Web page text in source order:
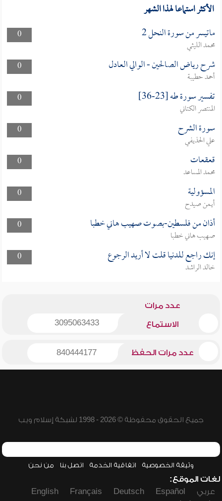
الأكثر استماعا لهذا الشهر
0 ماتيسر من سورة النحل 2
محمد الليثي
0
شرح رياض الصالحين - الوالي العادل
أحمد حطيبة
0
تفسير سورة طه [23-36]
المنتصر الكتاني
0
سورة الشرح
علي الحذيفي
0
قعقعات
محمد المساعد
0
المسؤولية
أيمن صيدح
0
أذان من فلسطين-بصوت صهيب هاني خطبا
صهيب هاني خطبا
0
إنك راجع للدنيا قلت لا أريد الرجوع
خالد الراشد
عدد مرات
الاستماع 3095063433
عدد مرات الحفظ 840444177
جميع الحقوق محفوظة © 2026 - 1998 لشبكة إسلام ويب
وثيقة الخصوصية اتفاقية الخدمة اتصل بنا من نحن
لغات الموقع:
عربي
Español
Deutsch
Français
English